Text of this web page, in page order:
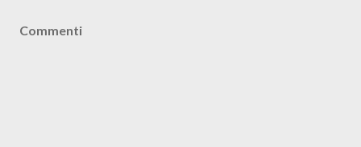
Commenti